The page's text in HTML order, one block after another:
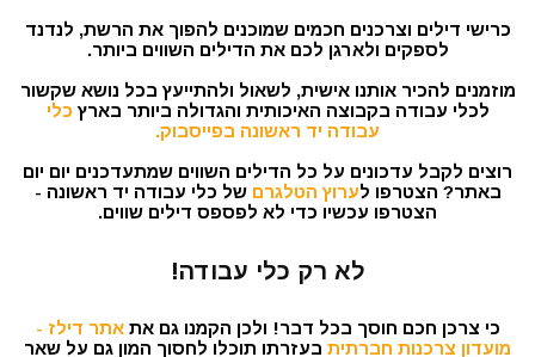
כרישי דילים וצרכנים חכמים שמוכנים להפוך את הרשת, לנדנד
לספקים ולארגן לכם את הדילים השווים ביותר.
מוזמנים להכיר אותנו אישית, לשאול ולהתייעץ בכל נושא שקשור
לכלי עבודה בקבוצה האיכותית והגדולה ביותר בארץ כלי
עבודה יד ראשונה בפייסבוק.
רוצים לקבל עדכונים על כל הדילים השווים שמתעדכנים יום יום
באתר? הצטרפו לערוץ הטלגרם של כלי עבודה יד ראשונה -
הצטרפו עכשיו כדי לא לפספס דילים שווים.
לא רק כלי עבודה!
כי צרכן חכם חוסך בכל דבר! ולכן הקמנו גם אתאתר דילז -
מועדון צרכנות חברתית בעזרתו תוכלו לחסוך המון גם על שאר